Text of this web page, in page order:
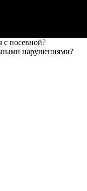
с посевной?
нарушениями?